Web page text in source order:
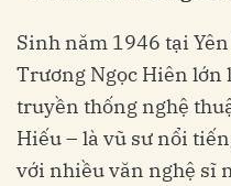
Sinh năm 1946 tại
Trương Ngọc Hiên
truyền thống nghệ
Hiếu – là vũ sư nổi
với nhiều văn nghệ sĩ